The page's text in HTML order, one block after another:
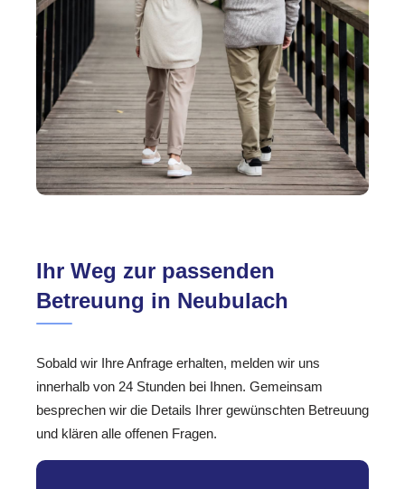
Ihr Weg zur passenden
Betreuung in Neubulach
Sobald wir Ihre Anfrage erhalten, melden wir uns
innerhalb von 24 Stunden bei Ihnen. Gemeinsam
besprechen wir die Details Ihrer gewünschten Betreuung
und klären alle offenen Fragen.